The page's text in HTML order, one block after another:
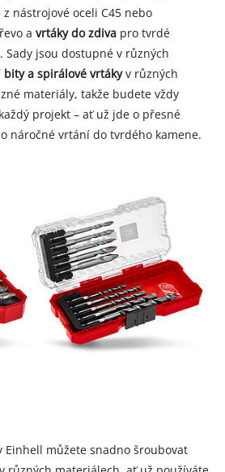
nástrojové oceli C45 nebo
avrtáky do zdiva pro tvrdé
Sady jsou dostupné v různých
bity a spirálové vrtákyv různých
materiály, takže budete vždy
projekt – ať už jde o přesné
náročné vrtání do tvrdého kamene.
Einhell můžete snadno šroubovat